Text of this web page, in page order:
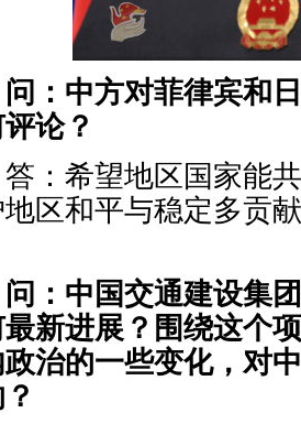
问：中方对菲律宾和
论？
希望地区国家能共
区和平与稳定多贡
问：中国交通建设集
新进展？围绕这个
政治的一些变化，对